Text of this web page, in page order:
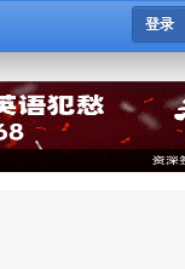
登录